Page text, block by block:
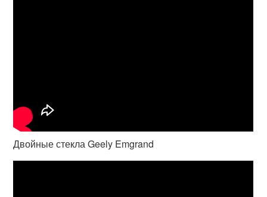
Двойные стекла Geely Emgrand